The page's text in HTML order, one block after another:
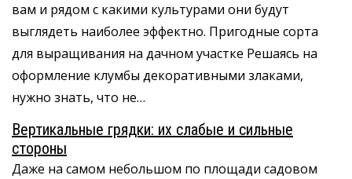
вам и рядом с какими культурами они будут
выглядеть наиболее эффектно. Пригодные сорта
для выращивания на дачном участке Решаясь на
оформление клумбы декоративными злаками,
нужно знать, что не…
Вертикальные грядки: их слабые и сильные
стороны
Даже на самом небольшом по площади садовом